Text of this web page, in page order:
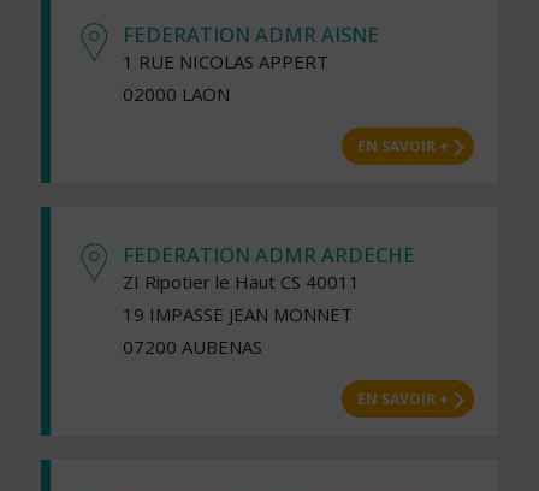
FEDERATION ADMR AISNE
1 RUE NICOLAS APPERT
02000 LAON
EN SAVOIR +
FEDERATION ADMR ARDECHE
ZI Ripotier le Haut CS 40011
19 IMPASSE JEAN MONNET
07200 AUBENAS
EN SAVOIR +